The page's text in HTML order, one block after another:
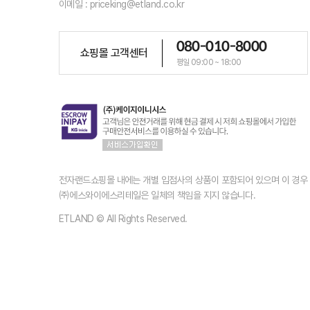
이메일 : priceking@etland.co.kr
쇼핑몰 고객센터 080-010-8000
평일 09:00 ~ 18:00
전자랜드쇼핑몰 내에는 개별 입점사의 상품이 포함되어 있으며 이 경
㈜에스와이에스리테일은 일체의 책임을 지지 않습니다.
ETLAND © All Rights Reserved.